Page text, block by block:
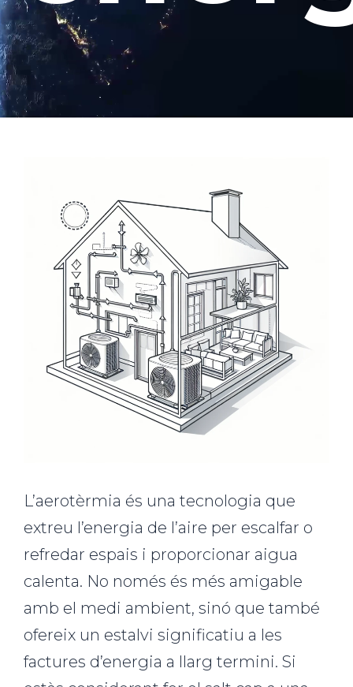
L’aerotèrmia és una tecnologia que
extreu l’energia de l’aire per escalfar o
refredar espais i proporcionar aigua
calenta. No només és més amigable
amb el medi ambient, sinó que també
ofereix un estalvi significatiu a les
factures d’energia a llarg termini. Si